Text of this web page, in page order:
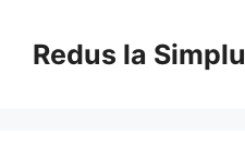
contentRedus la Simplu